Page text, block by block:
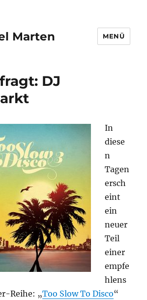
Marten MENÜ
DJ
In
diese
n
Tagen
ersch
eint
ein
neuer
Teil
einer
empfe
hlens
Reihe: „Too Slow To Disco“